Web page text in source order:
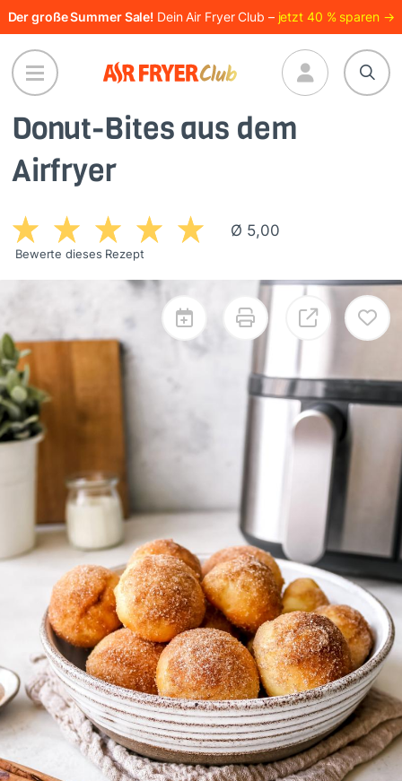
Direkt
zum
Inhalt
Der große Summer Sale! Dein Air Fryer Club – jetzt 40 % sparen →
Donut-Bites aus dem
Airfryer
Ø 5,00
Bewerte dieses Rezept